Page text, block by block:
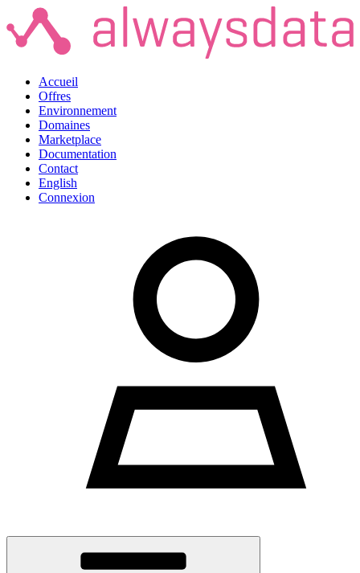
Accueil
Offres
Environnement
Domaines
Marketplace
Documentation
Contact
English
Connexion